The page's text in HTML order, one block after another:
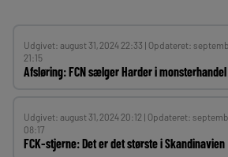
Udgivet: august 31, 2024 22:33 | Opdateret:
21:15
Afsløring: FCN sælger Harder i monsterhandel
Udgivet: august 31, 2024 20:12 | Opdateret:
08:17
FCK-stjerne: Det er det største i Skandinavien